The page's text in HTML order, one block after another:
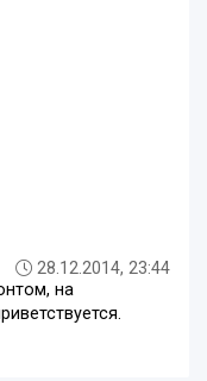
28.12.2014, 23:44
на